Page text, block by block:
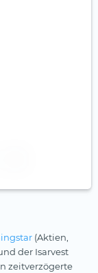
(Aktien,
der Isarvest
zeitverzögerte